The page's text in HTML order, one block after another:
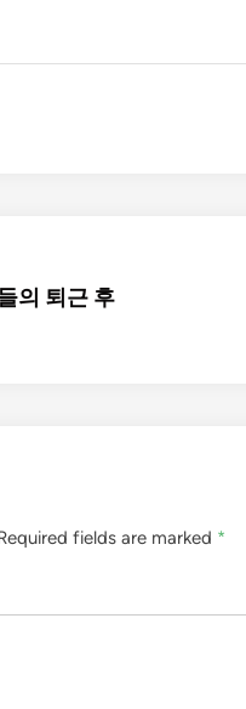
의 퇴근 후
fields are marked *